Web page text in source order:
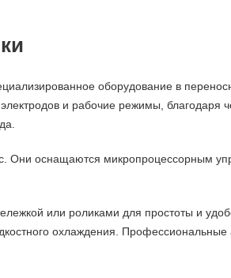
оборудование в
и рабочие режимы, благодаря
Они оснащаются микропроцессорным
или роликами для простоты и
охлаждения. Профессиональные